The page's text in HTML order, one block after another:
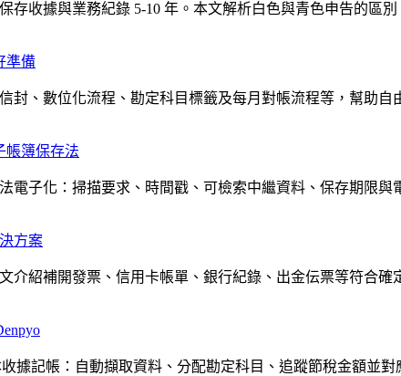
存收據與業務紀錄 5-10 年。本文解析白色與青色申告的區
準備
封、數位化流程、勘定科目標籤及每月對帳流程等，幫助自
帳簿保存法
電子化：掃描要求、時間戳、可檢索中繼資料、保存期限與
方案
介紹補開發票、信用卡帳單、銀行紀錄、出金伝票等符合確
據記帳：自動擷取資料、分配勘定科目、追蹤節稅金額並